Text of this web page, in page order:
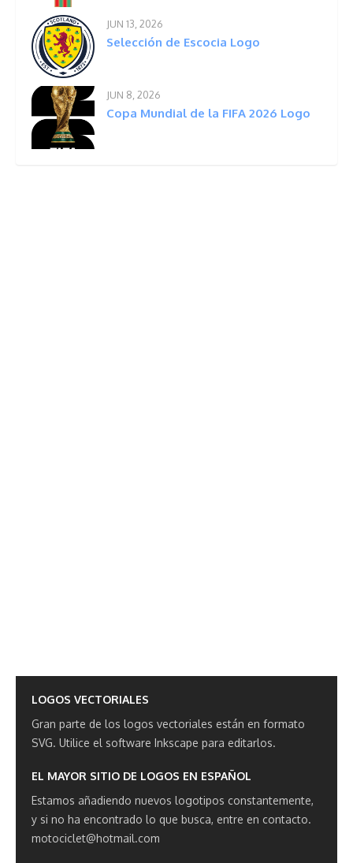
JUN 13, 2026
Selección de Escocia Logo
JUN 8, 2026
Copa Mundial de la FIFA 2026 Logo
LOGOS VECTORIALES
Gran parte de los logos vectoriales están en formato
SVG. Utilice el software Inkscape para editarlos.
EL MAYOR SITIO DE LOGOS EN ESPAÑOL
Estamos añadiendo nuevos logotipos constantemente,
y si no ha encontrado lo que busca, entre en contacto.
motociclet@hotmail.com